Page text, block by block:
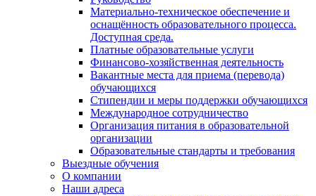
Материально-техническое обеспечение и
оснащённость образовательного процесса.
Доступная среда.
Платные образовательные услуги
Финансово-хозяйственная деятельность
Вакантные места для приема (перевода)
обучающихся
Стипендии и меры поддержки обучающихся
Международное сотрудничество
Организация питания в образовательной
организации
Образовательные стандарты и требования
Выездные обучения
О компании
Наши адреса